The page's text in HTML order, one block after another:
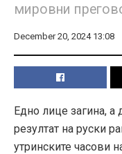
мировни
December 20, 2024 13:08
Едно лице загина, а
резултат на руски
утринските часови